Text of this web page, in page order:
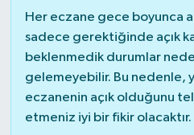
Her eczane gece boyunca
sadece gerektiğinde açık
beklenmedik durumlar
gelemeyebilir. Bu nedenle,
eczanenin açık olduğunu
etmeniz iyi bir fikir olacaktır.